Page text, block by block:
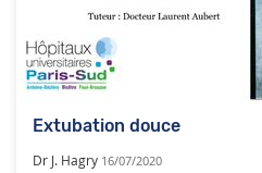
Extubation douce
Dr J. Hagry 16/07/2020